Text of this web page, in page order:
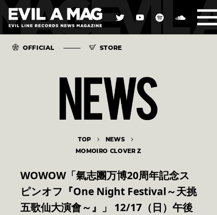
OFFICIAL STORE
TOP NEWS
MOMOIRO CLOVER Z
WOWOW「氣志團万博20周年記念ス
ピンオフ『One Night Festival～天挑
五歌仙大演會～』」 12/17（日）午後